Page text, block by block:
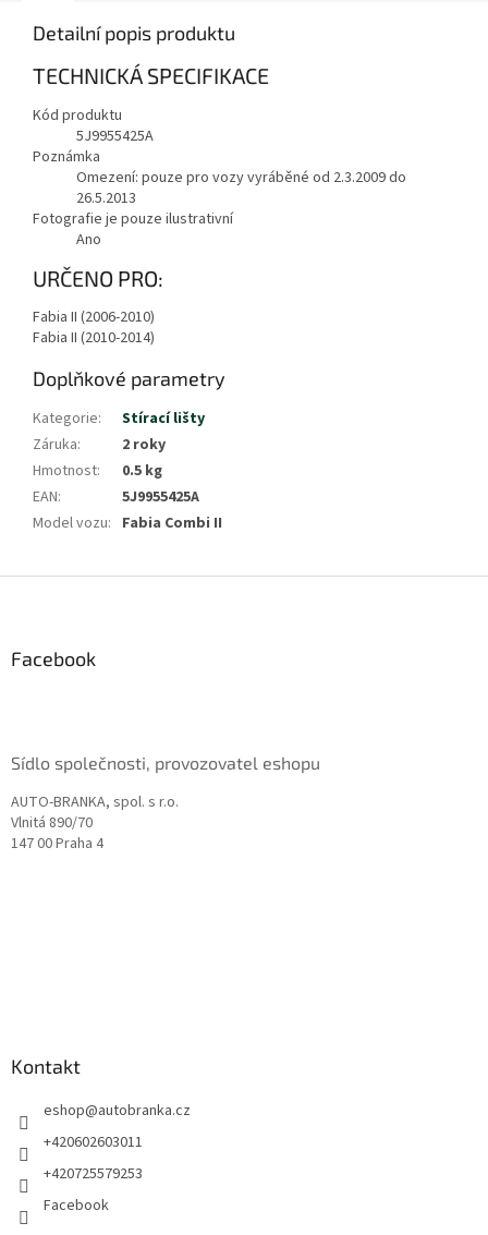
Detailní popis produktu
TECHNICKÁ SPECIFIKACE
Kód produktu
5J9955425A
Poznámka
Omezení: pouze pro vozy vyráběné od 2.3.2009 do
26.5.2013
Fotografie je pouze ilustrativní
Ano
URČENO PRO:
Fabia II (2006-2010)
Fabia II (2010-2014)
Doplňkové parametry
Kategorie:
Stírací lišty
Záruka:
2 roky
Hmotnost:
0.5 kg
EAN:
5J9955425A
Model vozu: Fabia Combi II
Facebook
Sídlo společnosti, provozovatel eshopu
AUTO-BRANKA, spol. s r.o.
Vlnitá 890/70
147 00 Praha 4
Kontakt
eshop@autobranka.cz
+420602603011
+420725579253
Facebook